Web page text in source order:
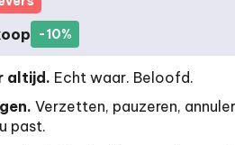
-10%
altijd. Echt waar. Beloofd.
Verzetten, pauzeren,
past.